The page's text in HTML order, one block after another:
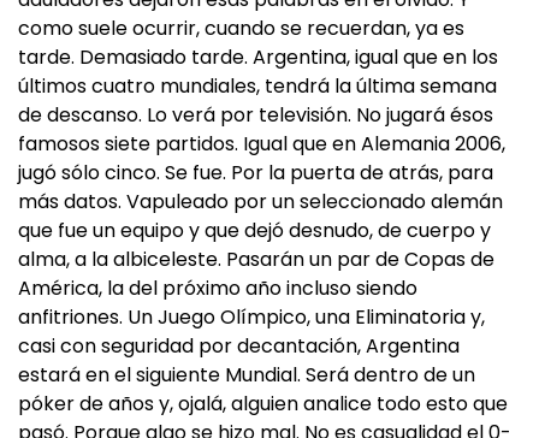
como suele ocurrir, cuando se recuerdan, ya es
tarde. Demasiado tarde. Argentina, igual que en los
últimos cuatro mundiales, tendrá la última semana
de descanso. Lo verá por televisión. No jugará ésos
famosos siete partidos. Igual que en Alemania 2006,
jugó sólo cinco. Se fue. Por la puerta de atrás, para
más datos. Vapuleado por un seleccionado alemán
que fue un equipo y que dejó desnudo, de cuerpo y
alma, a la albiceleste. Pasarán un par de Copas de
América, la del próximo año incluso siendo
anfitriones. Un Juego Olímpico, una Eliminatoria y,
casi con seguridad por decantación, Argentina
estará en el siguiente Mundial. Será dentro de un
póker de años y, ojalá, alguien analice todo esto que